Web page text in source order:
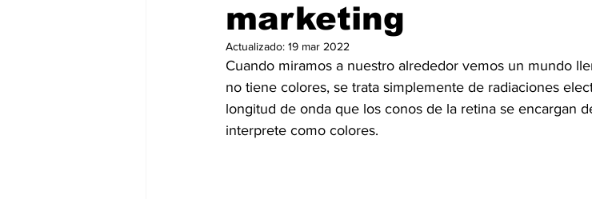
marketing
Actualizado: 19 mar 2022
Cuando miramos a nuestro alrededor vemos un mundo
no tiene colores, se trata simplemente de radiaciones
longitud de onda que los conos de la retina se encargan
interprete como colores.